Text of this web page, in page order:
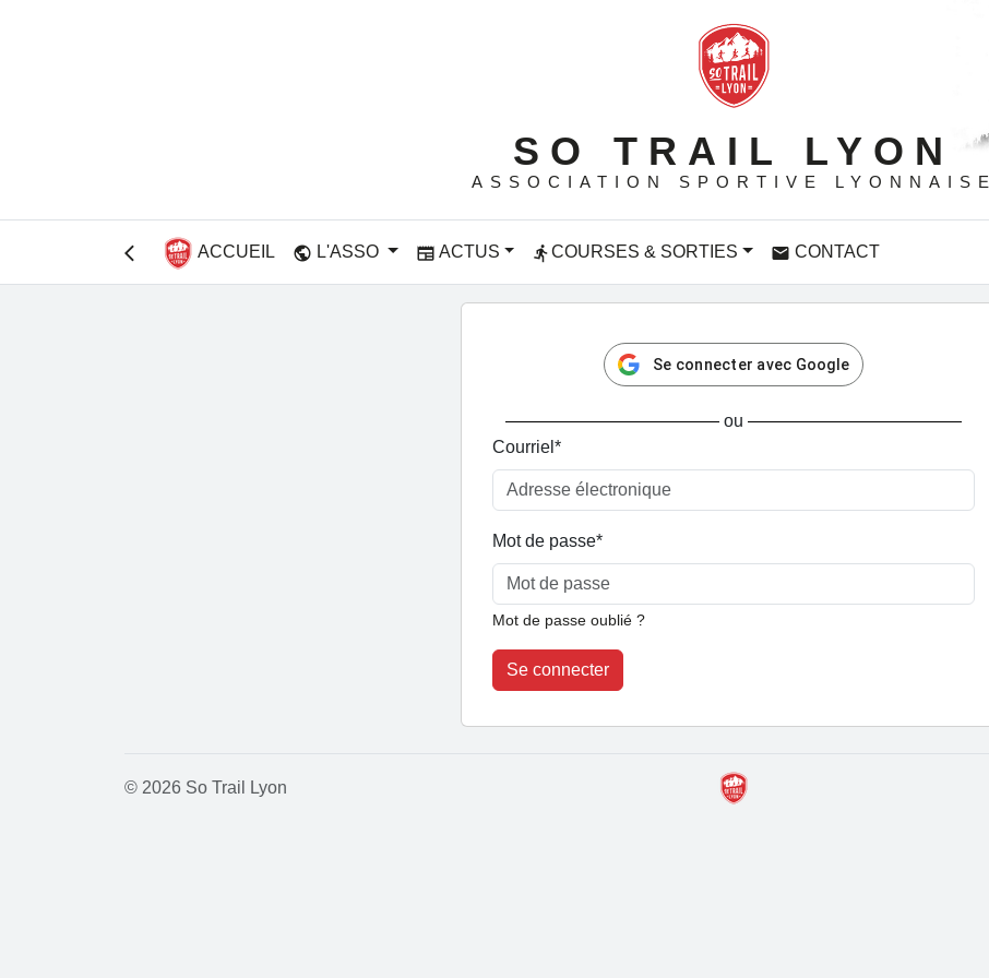
SO TRAIL LYON
ASSOCIATION SPORTIVE LYONNAISE
arrow_back_ios ACCUEIL public L'ASSO newspaper ACTUS directions_runCOURSES & SORTIES email CONTACT
Se connecter avec Google
ou
Courriel *
Mot de passe*
Mot de passe oublié ?
Se connecter
© 2026 So Trail Lyon